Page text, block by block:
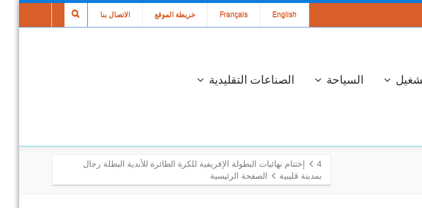
الاتصال بنا خريطة الموقع Français English
السياحة الصناعات التقليدية
4
إختتام نهائيات البطولة الإفريفية للكرة الطائرة للأندية البطلة رجال
بمدينة قليبية
الصفحة الرئيسية